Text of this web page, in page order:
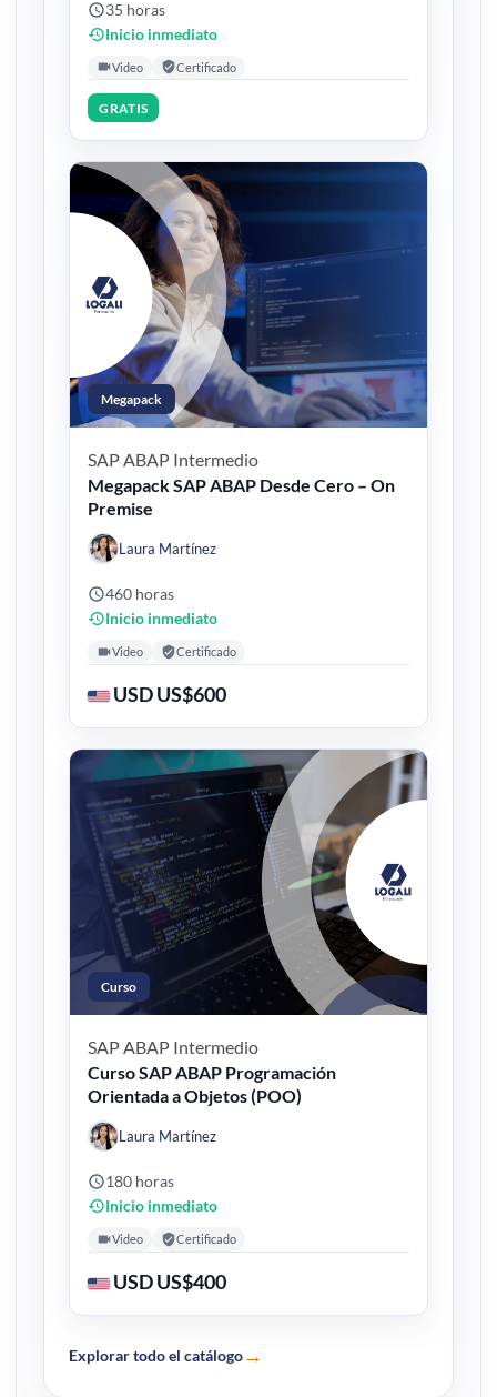
35 horas
Inicio inmediato
Video Certificado
GRATIS
Megapack
SAP ABAP Intermedio
Megapack SAP ABAP Desde Cero – On
Premise
Laura Martínez
460 horas
Inicio inmediato
Video Certificado
USD US$600
Curso
SAP ABAP Intermedio
Curso SAP ABAP Programación
Orientada a Objetos (POO)
Laura Martínez
180 horas
Inicio inmediato
Video Certificado
USD US$400
Explorar todo el catálogo→